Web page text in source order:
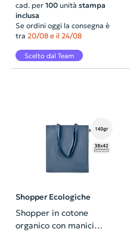
cad. per 100unità stampa
inclusa
Se ordini oggi la consegna è
tra 20/08 e il 24/08
Scelto dal Team
Shopper Ecologiche
Shopper in cotone
organico con manici